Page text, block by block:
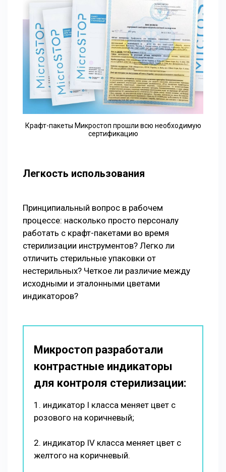
Крафт-пакеты Микростоп прошли всю необходимую
сертификацию
Легкость использования
Принципиальный вопрос в рабочем
процессе: насколько просто персоналу
работать с крафт-пакетами во время
стерилизации инструментов? Легко ли
отличить стерильные упаковки от
нестерильных? Четкое ли различие между
исходными и эталонными цветами
индикаторов?
Микростоп разработали
контрастные индикаторы
для контроля стерилизации:
1. индикатор I класса меняет цвет с
розового на коричневый;
2. индикатор IV класса меняет цвет с
желтого на коричневый.